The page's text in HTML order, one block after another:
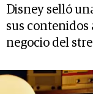
Disney selló
sus contenidos
negocio del